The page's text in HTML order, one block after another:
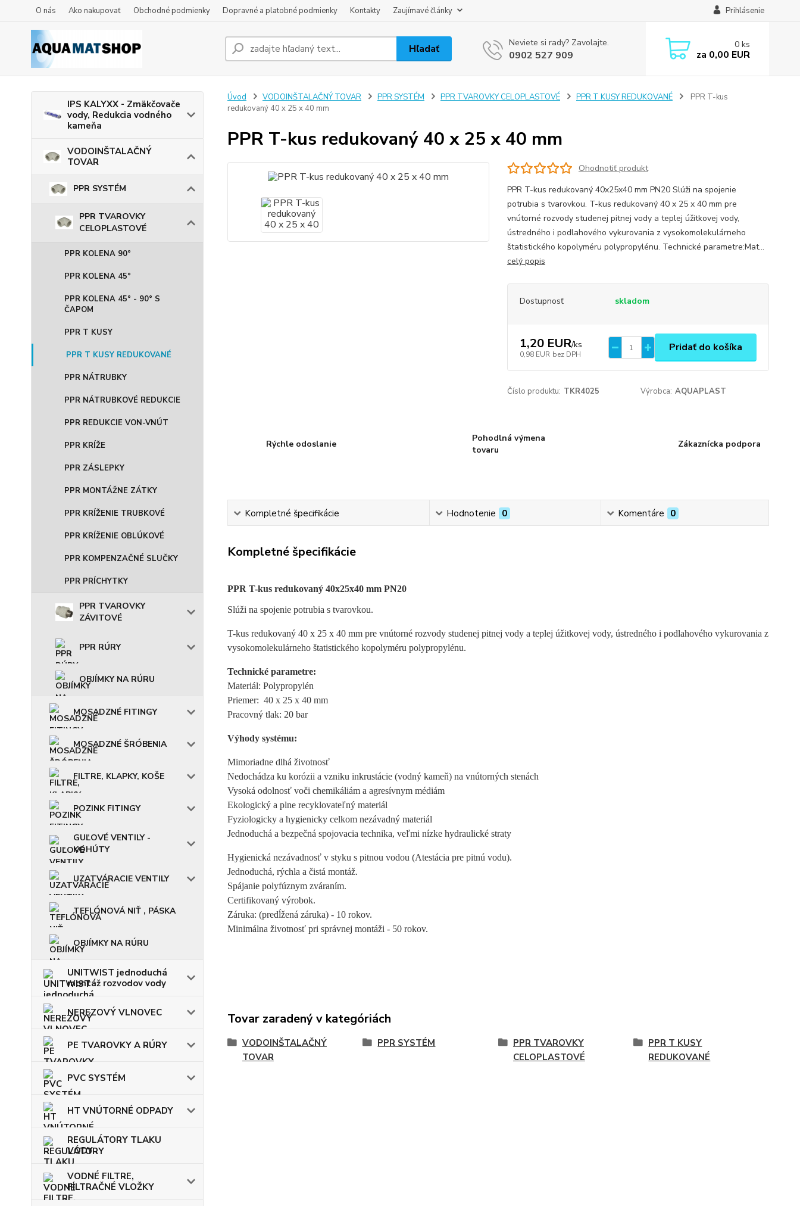
O nás Ako nakupovať Obchodné podmienky Dopravné a platobné podmienky Kontakty Zaujímavé články Prihlásenie
Hľadať Neviete si rady? Zavolajte.
0902 527 909
0 ks
za 0,00 EUR
IPS KALYXX - Zmäkčovače
vody, Redukcia vodného
kameňa
VODOINŠTALAČNÝ
TOVAR
PPR SYSTÉM
PPR TVAROVKY
CELOPLASTOVÉ
PPR KOLENA 90°
PPR KOLENA 45°
PPR KOLENA 45° - 90° S
ČAPOM
PPR T KUSY
PPR T KUSY REDUKOVANÉ
PPR NÁTRUBKY
PPR NÁTRUBKOVÉ REDUKCIE
PPR REDUKCIE VON-VNÚT
PPR KRÍŽE
PPR ZÁSLEPKY
PPR MONTÁŽNE ZÁTKY
PPR KRÍŽENIE TRUBKOVÉ
PPR KRÍŽENIE OBLÚKOVÉ
PPR KOMPENZAČNÉ SLUČKY
PPR PRÍCHYTKY
PPR TVAROVKY
ZÁVITOVÉ
PPR RÚRY
OBJÍMKY NA RÚRU
MOSADZNÉ FITINGY
MOSADZNÉ ŠRÓBENIA
FILTRE, KLAPKY, KOŠE
POZINK FITINGY
GUĽOVÉ VENTILY -
KOHÚTY
UZATVÁRACIE VENTILY
TEFLÓNOVÁ NIŤ , PÁSKA
OBJÍMKY NA RÚRU
UNITWIST jednoduchá
montáž rozvodov vody
NEREZOVÝ VLNOVEC
PE TVAROVKY A RÚRY
PVC SYSTÉM
HT VNÚTORNÉ ODPADY
REGULÁTORY TLAKU
VODY
VODNÉ FILTRE,
FILTRAČNÉ VLOŽKY
Úvod VODOINŠTALAČNÝ TOVAR PPR SYSTÉM PPR TVAROVKY CELOPLASTOVÉ PPR T KUSY REDUKOVANÉ
PPR T-kus
redukovaný 40 x 25 x 40 mm
PPR T-kus redukovaný 40 x 25 x 40 mm
Ohodnotiť produkt
PPR T-kus redukovaný 40x25x40 mm PN20 Slúži na spojenie
potrubia s tvarovkou. T-kus redukovaný 40 x 25 x 40 mm pre
vnútorné rozvody studenej pitnej vody a teplej úžitkovej vody,
ústredného i podlahového vykurovania z vysokomolekulárneho
štatistického kopolyméru polypropylénu. Technické parametre:Mat...
celý popis
Dostupnosť skladom
1,20 EUR/ks
0,98 EUR bez DPH
Pridať do košíka
Číslo produktu: TKR4025 Výrobca: AQUAPLAST
Rýchle odoslanie
Pohodlná výmena
tovaru
Zákaznícka podpora
Kompletné špecifikácie Hodnotenie 0 Komentáre 0
Kompletné špecifikácie
PPR T-kus redukovaný 40x25x40 mm PN20
Slúži na spojenie potrubia s tvarovkou.
T-kus redukovaný 40 x 25 x 40 mm pre vnútorné rozvody studenej pitnej vody a teplej úžitkovej vody, ústredného i podlahového vykurovania z
vysokomolekulárneho štatistického kopolyméru polypropylénu.
Technické parametre:
Materiál: Polypropylén
Priemer: 40 x 25 x 40 mm
Pracovný tlak: 20 bar
Výhody systému:
Mimoriadne dlhá životnosť
Nedochádza ku korózii a vzniku inkrustácie (vodný kameň) na vnútorných stenách
Vysoká odolnosť voči chemikáliám a agresívnym médiám
Ekologický a plne recyklovateľný materiál
Fyziologicky a hygienicky celkom nezávadný materiál
Jednoduchá a bezpečná spojovacia technika, veľmi nízke hydraulické straty
Hygienická nezávadnosť v styku s pitnou vodou (Atestácia pre pitnú vodu).
Jednoduchá, rýchla a čistá montáž.
Spájanie polyfúznym zváraním.
Certifikovaný výrobok.
Záruka: (predĺžená záruka) - 10 rokov.
Minimálna životnosť pri správnej montáži - 50 rokov.
Tovar zaradený v kategóriách
VODOINŠTALAČNÝ
TOVAR
PPR SYSTÉM
PPR TVAROVKY
CELOPLASTOVÉ
PPR T KUSY
REDUKOVANÉ